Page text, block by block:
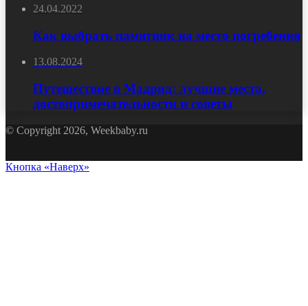
24.04.2022
Как выбрать памятник на место погребения
13.08.2024
Путешествие в Мадрид: лучшие места,
достопримечательности и советы
© Copyright 2026, Weekbaby.ru
Кнопка «Наверх»